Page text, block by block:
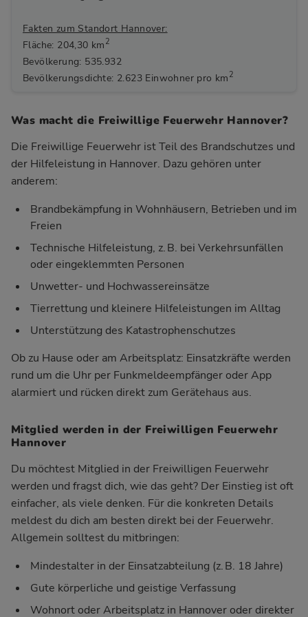
Fakten zum Standort Hannover:
Fläche: 204,30 km 2
Bevölkerung: 535.932
Bevölkerungsdichte: 2.623 Einwohner pro km 2
Was macht die Freiwillige Feuerwehr Hannover?
Die Freiwillige Feuerwehr ist Teil des Brandschutzes und
der Hilfeleistung in Hannover. Dazu gehören unter
anderem:
Brandbekämpfung in Wohnhäusern, Betrieben und im
Freien
Technische Hilfeleistung, z. B. bei Verkehrsunfällen
oder eingeklemmten Personen
Unwetter- und Hochwassereinsätze
Tierrettung und kleinere Hilfeleistungen im Alltag
Unterstützung des Katastrophenschutzes
Ob zu Hause oder am Arbeitsplatz: Einsatzkräfte werden
rund um die Uhr per Funkmeldeempfänger oder App
alarmiert und rücken direkt zum Gerätehaus aus.
Mitglied werden in der Freiwilligen Feuerwehr
Hannover
Du möchtest Mitglied in der Freiwilligen Feuerwehr
werden und fragst dich, wie das geht? Der Einstieg ist oft
einfacher, als viele denken. Für die konkreten Details
meldest du dich am besten direkt bei der Feuerwehr.
Allgemein solltest du mitbringen:
Mindestalter in der Einsatzabteilung (z. B. 18 Jahre)
Gute körperliche und geistige Verfassung
Wohnort oder Arbeitsplatz in Hannover oder direkter